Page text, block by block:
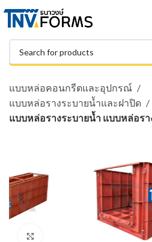
แบบหล่อคอนกรีตและอุปกรณ์
แบบหล่อรางระบายน้ำและฝาปิด
แบบหล่อรางระบายน้ำ แบบหล่อร